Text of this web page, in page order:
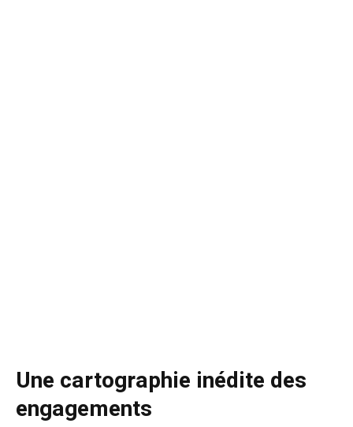
Une cartographie inédite des
engagements